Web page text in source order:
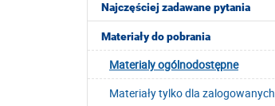
Najczęściej zadawane pytania
Materiały do pobrania
Materialy ogólnodostępne
Materiały tylko dla zalogowanych